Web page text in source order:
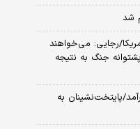
شد
رجایی: می‌خواهند
جنگ به نتیجه
پایتخت‌نشینان به